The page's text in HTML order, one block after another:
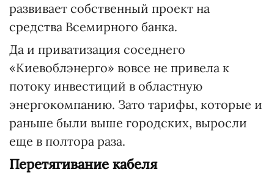
развивает собственный проект на
средства Всемирного банка.
Да и приватизация соседнего
«Киевоблэнерго» вовсе не привела к
потоку инвестиций в областную
энергокомпанию. Зато тарифы, которые и
раньше были выше городских, выросли
еще в полтора раза.
Перетягивание кабеля